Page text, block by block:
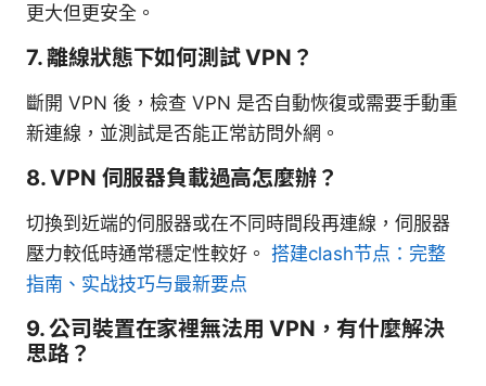
更大但更安全。
7. 離線狀態下如何測試 VPN？
斷開 VPN 後，檢查 VPN 是否自動恢復或需要手動重
新連線，並測試是否能正常訪問外網。
8. VPN 伺服器負載過高怎麼辦？
切換到近端的伺服器或在不同時間段再連線，伺服器
壓力較低時通常穩定性較好。 搭建clash节点：完整
指南、实战技巧与最新要点
9. 公司裝置在家裡無法用 VPN，有什麼解決
思路？